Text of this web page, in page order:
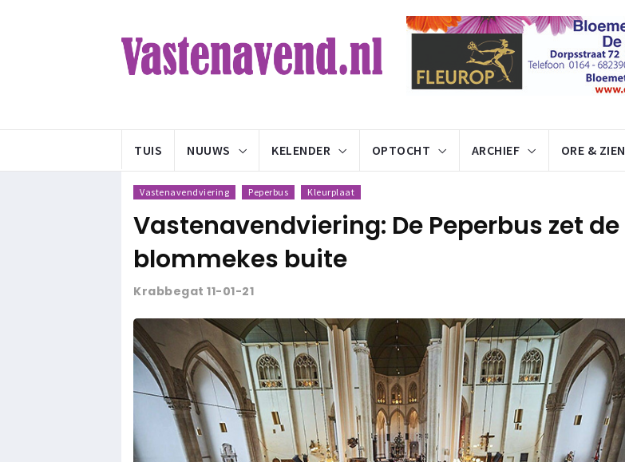
TUIS NUUWS KELENDER OPTOCHT ARCHIEF ORE & ZIEN
Vastenavendviering Peperbus Kleurplaat
Vastenavendviering: De Peperbus zet de
blommekes buite
Krabbegat 11-01-21